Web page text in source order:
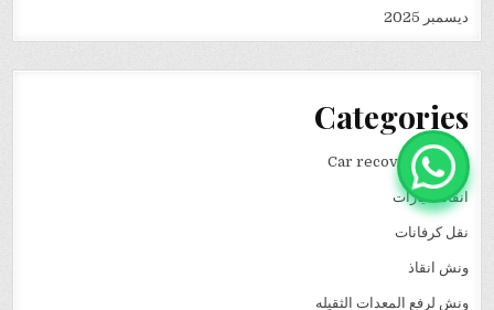
ديسمبر 2025
Categories
Car recovery winch
انقاذ سيارات
نقل كرفانات
ونش انقاذ
ونش لرفع المعدات الثقيله